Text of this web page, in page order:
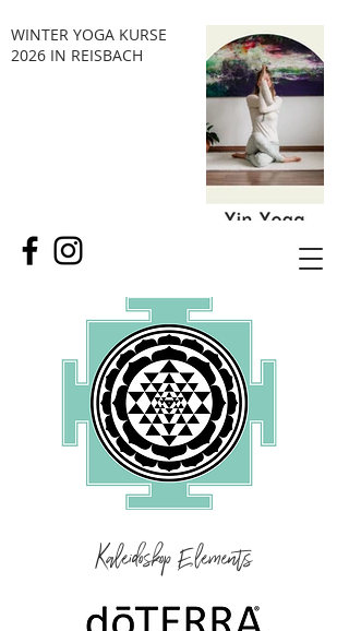
WINTER YOGA KURSE
2026 IN REISBACH
Kaleidoskop Elements